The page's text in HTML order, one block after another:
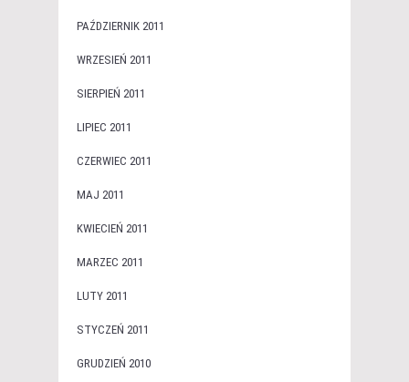
PAŹDZIERNIK 2011
WRZESIEŃ 2011
SIERPIEŃ 2011
LIPIEC 2011
CZERWIEC 2011
MAJ 2011
KWIECIEŃ 2011
MARZEC 2011
LUTY 2011
STYCZEŃ 2011
GRUDZIEŃ 2010